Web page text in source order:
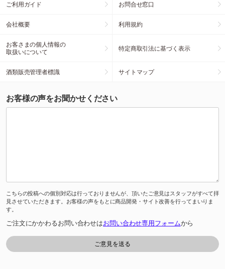
ご利用ガイド お問合せ窓口
会社概要 利用規約
お客さまの個人情報の
取扱いについて
特定商取引法に基づく表示
酒類販売管理者標識 サイトマップ
お客様の声をお聞かせください
こちらの投稿への個別対応は行っておりませんが、頂いたご意見はスタッフがすべて拝
見させていただきます。お客様の声をもとに商品開発・サイト改善を行ってまいりま
す。
ご注文にかかわるお問い合わせはお問い合わせ専用フォームから